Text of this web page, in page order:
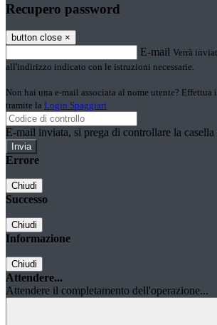
Recupero password
button close ×
E-mail Verrà
all'indirizzo indicato con le istruzioni necessarie.
Non hai una e-mail associata al nome utente? Effettua
tramite la Login Spaggiari
E-mail inviata, si prega di controllare la
Errore
Chiudi
Successo
Chiudi
Informazione
Chiudi
Attendere...
Attendere il completamento dell'operazione...